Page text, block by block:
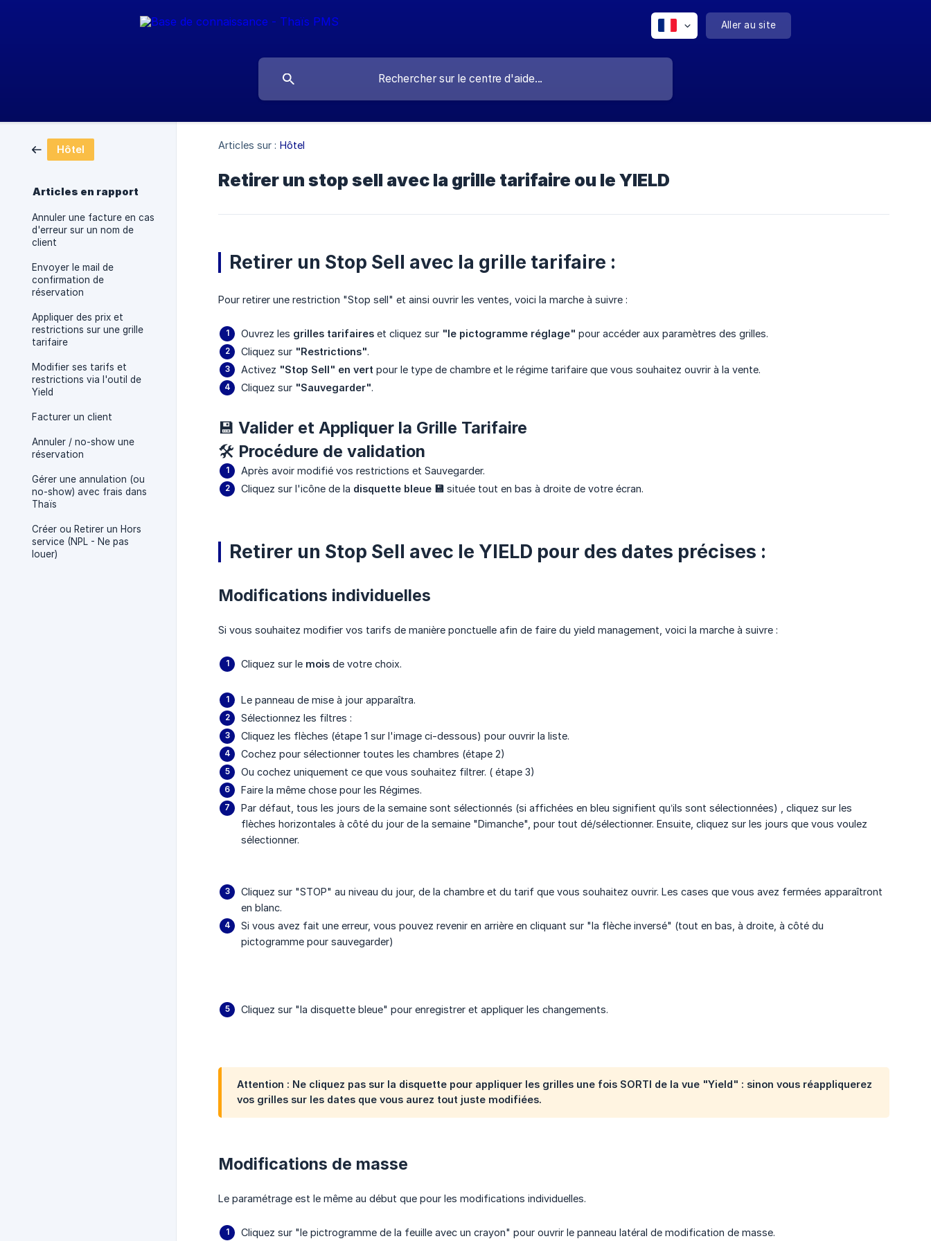
Aller au site
Hôtel
Articles en rapport
Annuler une facture en cas
d'erreur sur un nom de
client
Envoyer le mail de
confirmation de
réservation
Appliquer des prix et
restrictions sur une grille
tarifaire
Modifier ses tarifs et
restrictions via l'outil de
Yield
Facturer un client
Annuler / no-show une
réservation
Gérer une annulation (ou
no-show) avec frais dans
Thaïs
Créer ou Retirer un Hors
service (NPL - Ne pas
louer)
Articles sur : Hôtel
Retirer un stop sell avec la grille tarifaire ou le YIELD
Retirer un Stop Sell avec la grille tarifaire :
Pour retirer une restriction "Stop sell" et ainsi ouvrir les ventes, voici la marche à suivre :
Ouvrez les grilles tarifaires et cliquez sur "le pictogramme réglage" pour accéder aux paramètres des grilles.
Cliquez sur "Restrictions".
Activez "Stop Sell" en vert pour le type de chambre et le régime tarifaire que vous souhaitez ouvrir à la vente.
Cliquez sur "Sauvegarder".
💾 Valider et Appliquer la Grille Tarifaire
🛠️ Procédure de validation
Après avoir modifié vos restrictions et Sauvegarder.
Cliquez sur l'icône de la disquette bleue 💾 située tout en bas à droite de votre écran.
Retirer un Stop Sell avec le YIELD pour des dates précises :
Modifications individuelles
Si vous souhaitez modifier vos tarifs de manière ponctuelle afin de faire du yield management, voici la marche à suivre :
Cliquez sur le mois de votre choix.
Le panneau de mise à jour apparaîtra.
Sélectionnez les filtres :
Cliquez les flèches (étape 1 sur l'image ci-dessous) pour ouvrir la liste.
Cochez pour sélectionner toutes les chambres (étape 2)
Ou cochez uniquement ce que vous souhaitez filtrer. ( étape 3)
Faire la même chose pour les Régimes.
Par défaut, tous les jours de la semaine sont sélectionnés (si affichées en bleu signifient qu’ils sont sélectionnées) , cliquez sur les
flèches horizontales à côté du jour de la semaine "Dimanche", pour tout dé/sélectionner. Ensuite, cliquez sur les jours que vous voulez
sélectionner.
Cliquez sur "STOP" au niveau du jour, de la chambre et du tarif que vous souhaitez ouvrir. Les cases que vous avez fermées apparaîtront
en blanc.
Si vous avez fait une erreur, vous pouvez revenir en arrière en cliquant sur "la flèche inversé" (tout en bas, à droite, à côté du
pictogramme pour sauvegarder)
Cliquez sur "la disquette bleue" pour enregistrer et appliquer les changements.
Attention : Ne cliquez pas sur la disquette pour appliquer les grilles une fois SORTI de la vue "Yield" : sinon vous réappliquerez
vos grilles sur les dates que vous aurez tout juste modifiées.
Modifications de masse
Le paramétrage est le même au début que pour les modifications individuelles.
Cliquez sur "le pictrogramme de la feuille avec un crayon" pour ouvrir le panneau latéral de modification de masse.